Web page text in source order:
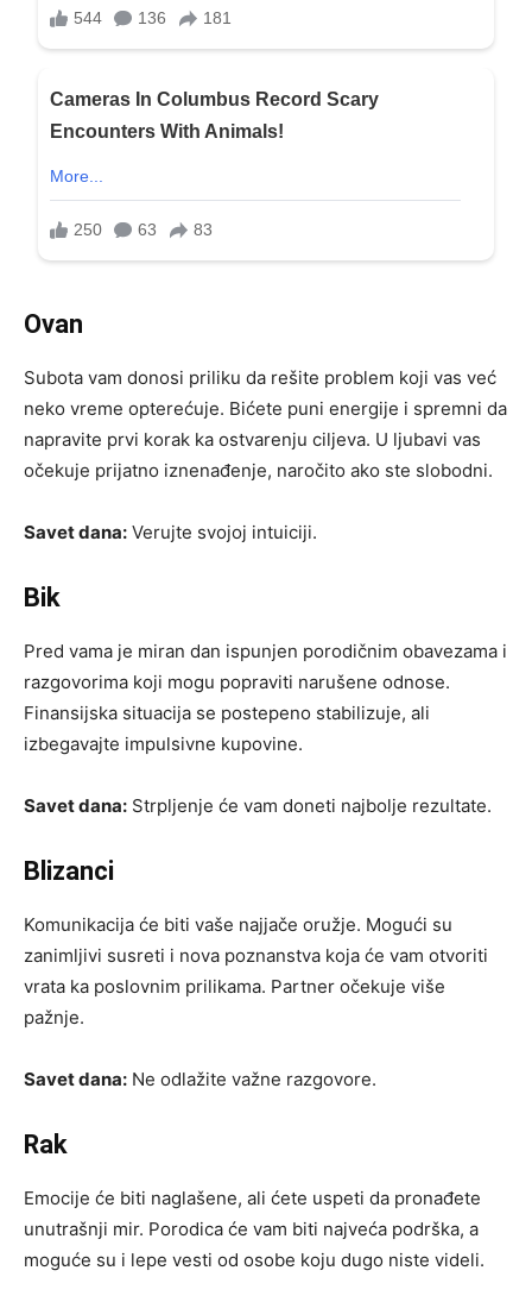
Ovan
Subota vam donosi priliku da rešite problem koji vas već
neko vreme opterećuje. Bićete puni energije i spremni da
napravite prvi korak ka ostvarenju ciljeva. U ljubavi vas
očekuje prijatno iznenađenje, naročito ako ste slobodni.
Savet dana: Verujte svojoj intuiciji.
Bik
Pred vama je miran dan ispunjen porodičnim obavezama i
razgovorima koji mogu popraviti narušene odnose.
Finansijska situacija se postepeno stabilizuje, ali
izbegavajte impulsivne kupovine.
Savet dana: Strpljenje će vam doneti najbolje rezultate.
Blizanci
Komunikacija će biti vaše najjače oružje. Mogući su
zanimljivi susreti i nova poznanstva koja će vam otvoriti
vrata ka poslovnim prilikama. Partner očekuje više
pažnje.
Savet dana: Ne odlažite važne razgovore.
Rak
Emocije će biti naglašene, ali ćete uspeti da pronađete
unutrašnji mir. Porodica će vam biti najveća podrška, a
moguće su i lepe vesti od osobe koju dugo niste videli.